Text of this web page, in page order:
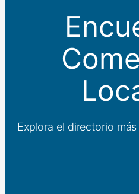
Explora el directorio